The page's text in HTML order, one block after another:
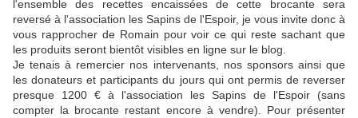
l'ensemble des recettes encaissées de cette brocante sera
reversé à l'association les Sapins de l'Espoir, je vous invite donc à
vous rapprocher de Romain pour voir ce qui reste sachant que
les produits seront bientôt visibles en ligne sur le blog.
Je tenais à remercier nos intervenants, nos sponsors ainsi que
les donateurs et participants du jours qui ont permis de reverser
presque 1200 € à l'association les Sapins de l'Espoir (sans
compter la brocante restant encore à vendre). Pour présenter